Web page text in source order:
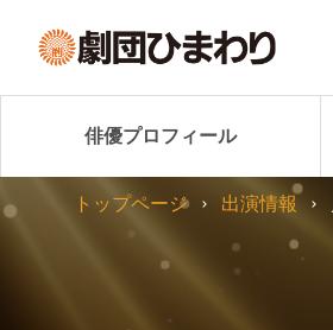
俳優プロフィール
トップページ 出演情報